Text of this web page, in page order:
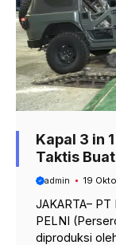
Kapal 3 in
Taktis
admin 19
JAKARTA–
PELNI
diproduksi